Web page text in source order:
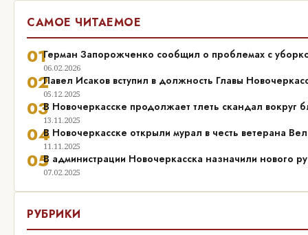
САМОЕ ЧИТАЕМОЕ
01Герман Запорожченко сообщил о проблемах с
06.02.2026
02Павел Исаков вступил в должность Главы
05.12.2025
03В Новочеркасске продолжает тлеть скандал вокруг
13.11.2025
04В Новочеркасске открыли мурал в честь ветерана
11.11.2025
05В администрации Новочеркасска назначили нового
07.02.2025
РУБРИКИ